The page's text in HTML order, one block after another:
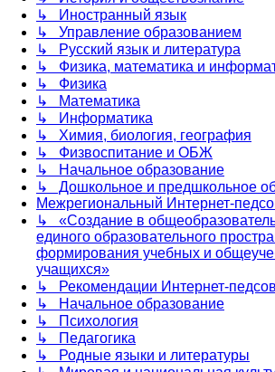
↳ Иностранный язык
↳ Управление образованием
↳ Русский язык и литература
↳ Физика, математика и
↳ Физика
↳ Математика
↳ Информатика
↳ Химия, биология, география
↳ Физвоспитание и ОБЖ
↳ Начальное образование
↳ Дошкольное и предшкольное
Межрегиональный Интернет-
↳ «Создание в
единого образовательного
формирования учебных и
учащихся»
↳ Рекомендации Интернет-
↳ Начальное образование
↳ Психология
↳ Педагогика
↳ Родные языки и литературы